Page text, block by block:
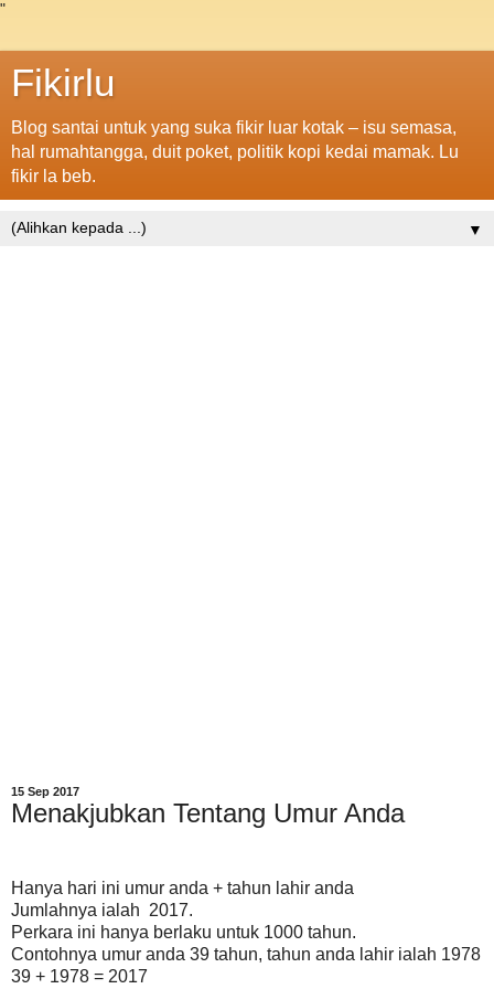
"
Fikirlu
Blog santai untuk yang suka fikir luar kotak – isu semasa,
hal rumahtangga, duit poket, politik kopi kedai mamak. Lu
fikir la beb.
▼
15 Sep 2017
Menakjubkan Tentang Umur Anda
Hanya hari ini umur anda + tahun lahir anda
Jumlahnya ialah 2017.
Perkara ini hanya berlaku untuk 1000 tahun.
Contohnya umur anda 39 tahun, tahun anda lahir ialah 1978
39 + 1978 = 2017